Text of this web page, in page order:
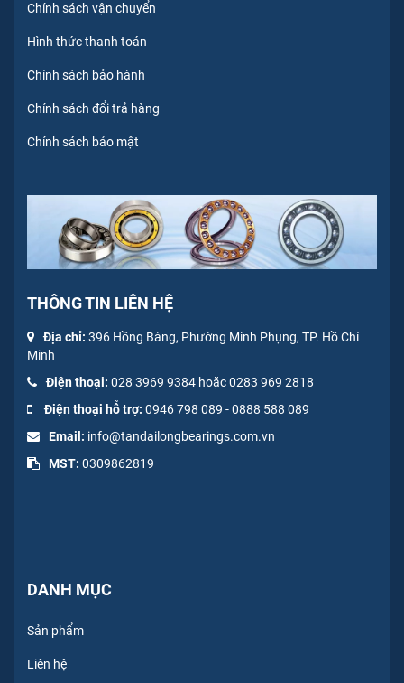
Chính sách vận chuyển
Hình thức thanh toán
Chính sách bảo hành
Chính sách đổi trả hàng
Chính sách bảo mật
THÔNG TIN LIÊN HỆ
Địa chỉ: 396 Hồng Bàng, Phường Minh Phụng, TP. Hồ Chí
Minh
Điện thoại: 028 3969 9384 hoặc 0283 969 2818
Điện thoại hỗ trợ: 0946 798 089 -0888 588 089
Email: info@tandailongbearings.com.vn
MST: 0309862819
DANH MỤC
Sản phẩm
Liên hệ